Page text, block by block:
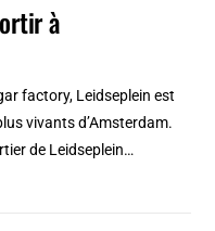
à
factory, Leidseplein est
vivants d’Amsterdam.
de Leidseplein…